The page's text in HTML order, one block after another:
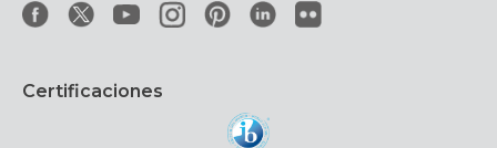
Certificaciones